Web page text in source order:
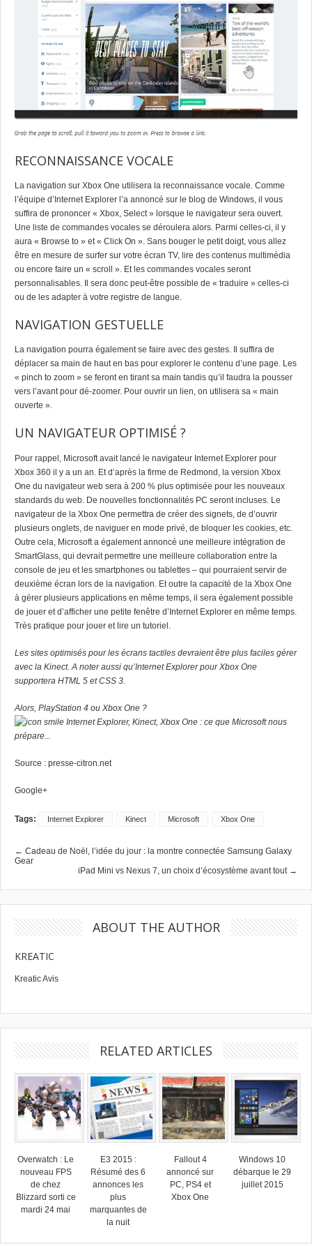
RECONNAISSANCE VOCALE
La navigation sur Xbox One utilisera la reconnaissance vocale. Comme
l’équipe d’Internet Explorer l’a annoncé sur le blog de Windows, il vous
suffira de prononcer « Xbox, Select » lorsque le navigateur sera ouvert.
Une liste de commandes vocales se déroulera alors. Parmi celles-ci, il y
aura « Browse to » et « Click On ». Sans bouger le petit doigt, vous allez
être en mesure de surfer sur votre écran TV, lire des contenus multimédia
ou encore faire un « scroll ». Et les commandes vocales seront
personnalisables. Il sera donc peut-être possible de « traduire » celles-ci
ou de les adapter à votre registre de langue.
NAVIGATION GESTUELLE
La navigation pourra également se faire avec des gestes. Il suffira de
déplacer sa main de haut en bas pour explorer le contenu d’une page. Les
« pinch to zoom » se feront en tirant sa main tandis qu’il faudra la pousser
vers l’avant pour dé-zoomer. Pour ouvrir un lien, on utilisera sa « main
ouverte ».
UN NAVIGATEUR OPTIMISÉ ?
Pour rappel, Microsoft avait lancé le navigateur Internet Explorer pour
Xbox 360 il y a un an. Et d’après la firme de Redmond, la version Xbox
One du navigateur web sera à 200 % plus optimisée pour les nouveaux
standards du web. De nouvelles fonctionnalités PC seront incluses. Le
navigateur de la Xbox One permettra de créer des signets, de d’ouvrir
plusieurs onglets, de naviguer en mode privé, de bloquer les cookies, etc.
Outre cela, Microsoft a également annoncé une meilleure intégration de
SmartGlass, qui devrait permettre une meilleure collaboration entre la
console de jeu et les smartphones ou tablettes – qui pourraient servir de
deuxième écran lors de la navigation. Et outre la capacité de la Xbox One
à gérer plusieurs applications en même temps, il sera également possible
de jouer et d’afficher une petite fenêtre d’Internet Explorer en même temps.
Très pratique pour jouer et lire un tutoriel.
Les sites optimisés pour les écrans tactiles devraient être plus faciles gérer
avec la Kinect. A noter aussi qu’Internet Explorer pour Xbox One
supportera HTML 5 et CSS 3.
Alors, PlayStation 4 ou Xbox One ?
Source : presse-citron.net
Google+
Tags: Internet Explorer Kinect Microsoft Xbox One
← Cadeau de Noël, l’idée du jour : la montre connectée Samsung Galaxy
Gear
iPad Mini vs Nexus 7, un choix d’écosystème avant tout →
ABOUT THE AUTHOR
KREATIC
Kreatic Avis
RELATED ARTICLES
Overwatch : Le
nouveau FPS
de chez
Blizzard sorti ce
mardi 24 mai
E3 2015 :
Résumé des 6
annonces les
plus
marquantes de
la nuit
Fallout 4
annoncé sur
PC, PS4 et
Xbox One
Windows 10
débarque le 29
juillet 2015